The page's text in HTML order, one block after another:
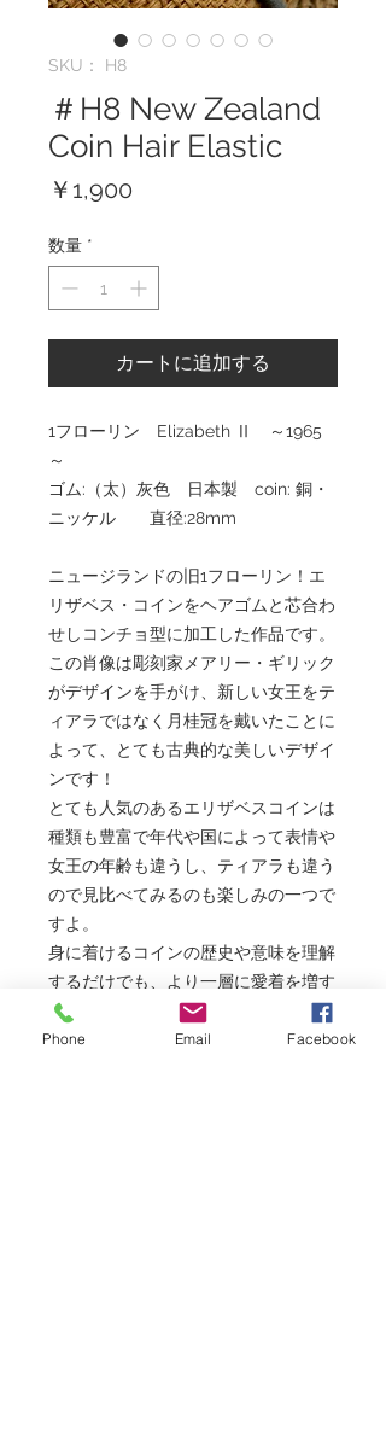
SKU： H8
＃H8 New Zealand
Coin Hair Elastic
￥1,900
数量 *
カートに追加する
1フローリン Elizabeth Ⅱ ～1965
～
ゴム:（太）灰色 日本製 coin: 銅・
ニッケル 直径:28mm
ニュージランドの旧1フローリン！エ
リザベス・コインをヘアゴムと芯合わ
せしコンチョ型に加工した作品です。
この肖像は彫刻家メアリー・ギリック
がデザインを手がけ、新しい女王をテ
ィアラではなく月桂冠を戴いたことに
よって、とても古典的な美しいデザイ
ンです！
とても人気のあるエリザベスコインは
種類も豊富で年代や国によって表情や
女王の年齢も違うし、ティアラも違う
ので見比べてみるのも楽しみの一つで
すよ。
身に着けるコインの歴史や意味を理解
するだけでも、より一層に愛着を増す
のがコインアクセサリーの魅力なんで
すよ！。
Phone Email Facebook